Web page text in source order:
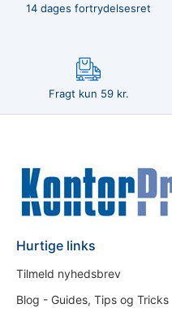
14 dages fortrydelsesret
Fragt kun 59 kr.
Hurtige links
Tilmeld nyhedsbrev
Blog - Guides, Tips og Tricks